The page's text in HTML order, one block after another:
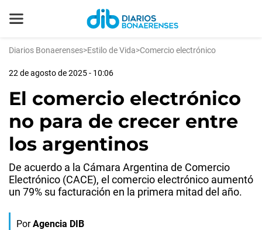
Diarios Bonaerenses>Estilo de Vida>Comercio electrónico
22 de agosto de 2025 - 10:06
El comercio electrónico
no para de crecer entre
los argentinos
De acuerdo a la Cámara Argentina de Comercio
Electrónico (CACE), el comercio electrónico aumentó
un 79% su facturación en la primera mitad del año.
Por Agencia DIB